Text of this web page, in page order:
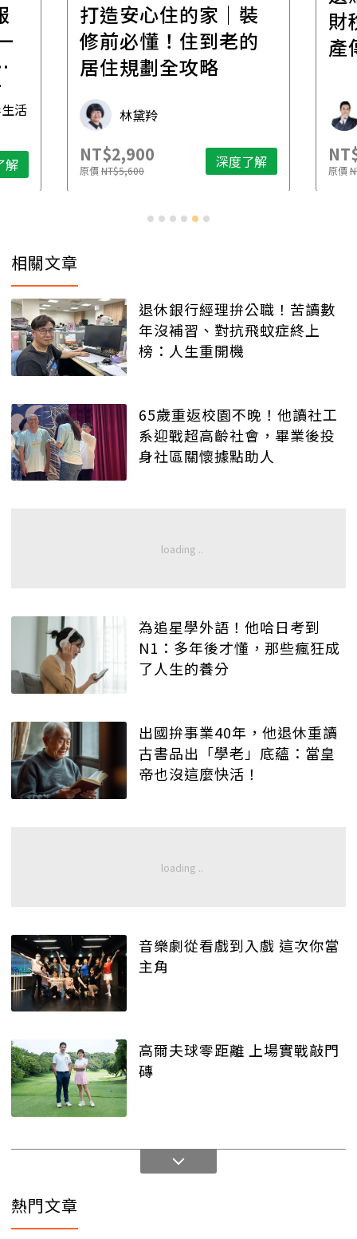
活
解
打造安心住的家｜裝
修前必懂！住到老的
居住規劃全攻略
林黛羚
NT$2,900
原價NT$5,600 深度了解
財
產
原價
相關文章
退休銀行經理拚公職！苦讀數
年沒補習、對抗飛蚊症終上
榜：人生重開機
65歲重返校園不晚！他讀社工
系迎戰超高齡社會，畢業後投
身社區關懷據點助人
為追星學外語！他哈日考到
N1：多年後才懂，那些瘋狂成
了人生的養分
出國拚事業40年，他退休重讀
古書品出「學老」底蘊：當皇
帝也沒這麼快活！
音樂劇從看戲到入戲 這次你當
主角
高爾夫球零距離 上場實戰敲門
磚
熱門文章